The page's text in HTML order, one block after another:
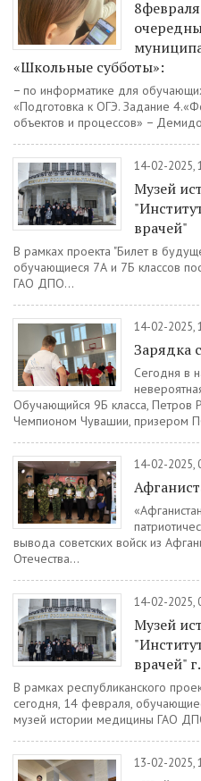
«Школьные субботы»:
− по информатике для
«Подготовка к ОГЭ. Задание
объектов и процессов» −
14-02-2025,
Музей
врачей"
В рамках проекта "Билет в
обучающиеся 7А и 7Б классов
ГАО ДПО...
14-02-2025,
Зарядка
Сегодня в
Обучающийся 9Б класса, Петров
Чемпионом Чувашии, призером
14-02-2025,
вывода советских войск из
Отечества...
14-02-2025,
Музей
врачей"
В рамках республиканского
сегодня, 14 февраля,
музей истории медицины ГАО
13-02-2025,